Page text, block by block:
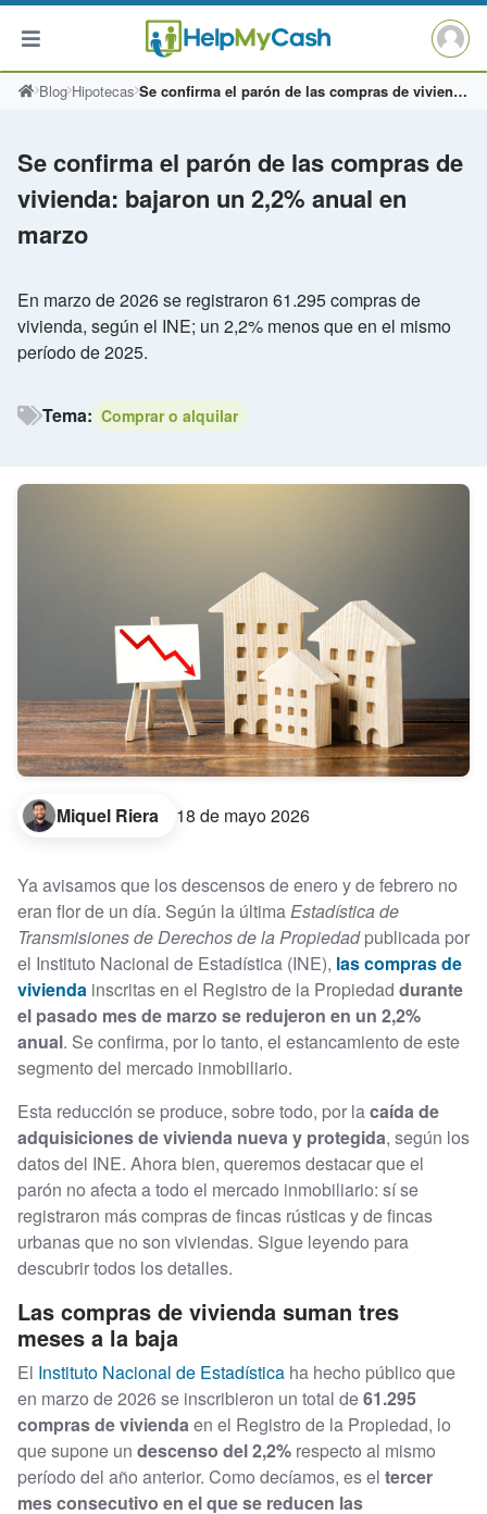
SaltarBlog Hipotecas Se confirma el parón de las compras de vivienda: bajaron un 2,2% anual en marzo
Se confirma el parón de las compras de
vivienda: bajaron un 2,2% anual en
marzo
En marzo de 2026 se registraron 61.295 compras de
vivienda, según el INE; un 2,2% menos que en el mismo
período de 2025.
Tema: Comprar o alquilar
Miquel Riera 18 de mayo 2026
Ya avisamos que los descensos de enero y de febrero no
eran flor de un día. Según la últimaEstadística de
Transmisiones de Derechos de la Propiedadpublicada por
el Instituto Nacional de Estadística (INE), las compras de
vivienda inscritas en el Registro de la Propiedad durante
el pasado mes de marzo se redujeron en un 2,2%
anual. Se confirma, por lo tanto, el estancamiento de este
segmento del mercado inmobiliario.
Esta reducción se produce, sobre todo, por lacaída de
adquisiciones de vivienda nueva y protegida, según los
datos del INE. Ahora bien, queremos destacar que el
parón no afecta a todo el mercado inmobiliario: sí se
registraron más compras de fincas rústicas y de fincas
urbanas que no son viviendas. Sigue leyendo para
descubrir todos los detalles.
Las compras de vivienda suman tres
meses a la baja
El Instituto Nacional de Estadística ha hecho público que
en marzo de 2026 se inscribieron un total de61.295
compras de viviendaen el Registro de la Propiedad, lo
que supone un descenso del 2,2% respecto al mismo
período del año anterior. Como decíamos, es el tercer
mes consecutivo en el que se reducen las